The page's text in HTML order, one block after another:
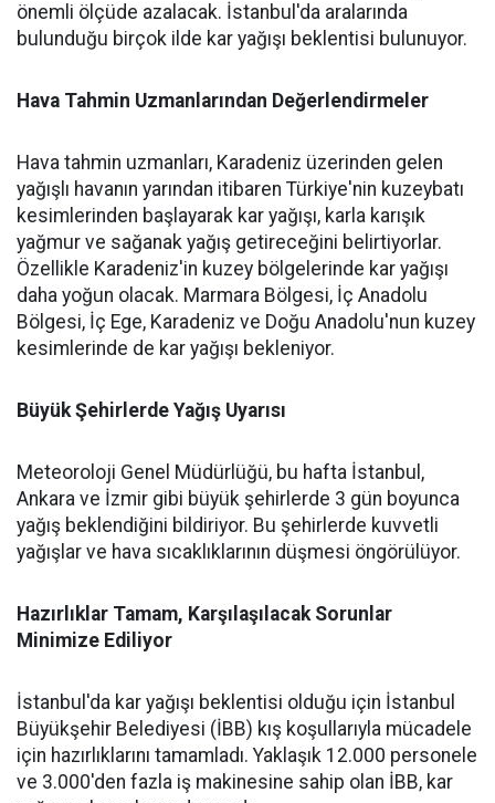
önemli ölçüde azalacak. İstanbul'da aralarında
bulunduğu birçok ilde kar yağışı beklentisi bulunuyor.
Hava Tahmin Uzmanlarından Değerlendirmeler
Hava tahmin uzmanları, Karadeniz üzerinden gelen
yağışlı havanın yarından itibaren Türkiye'nin kuzeybatı
kesimlerinden başlayarak kar yağışı, karla karışık
yağmur ve sağanak yağış getireceğini belirtiyorlar.
Özellikle Karadeniz'in kuzey bölgelerinde kar yağışı
daha yoğun olacak. Marmara Bölgesi, İç Anadolu
Bölgesi, İç Ege, Karadeniz ve Doğu Anadolu'nun kuzey
kesimlerinde de kar yağışı bekleniyor.
Büyük Şehirlerde Yağış Uyarısı
Meteoroloji Genel Müdürlüğü, bu hafta İstanbul,
Ankara ve İzmir gibi büyük şehirlerde 3 gün boyunca
yağış beklendiğini bildiriyor. Bu şehirlerde kuvvetli
yağışlar ve hava sıcaklıklarının düşmesi öngörülüyor.
Hazırlıklar Tamam, Karşılaşılacak Sorunlar
Minimize Ediliyor
İstanbul'da kar yağışı beklentisi olduğu için İstanbul
Büyükşehir Belediyesi (İBB) kış koşullarıyla mücadele
için hazırlıklarını tamamladı. Yaklaşık 12.000 personele
ve 3.000'den fazla iş makinesine sahip olan İBB, kar